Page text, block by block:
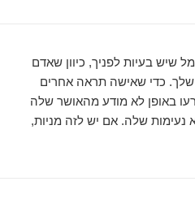
שיש בעיות לפניך, כיוון שאדם
שלך. כדי שאישה תראה אחרים
באופן לא מודע מהאושר שלה
שלה. אם יש לזה מניות,